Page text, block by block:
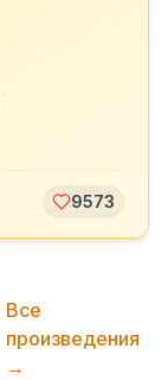
9573
Все
произведения
→